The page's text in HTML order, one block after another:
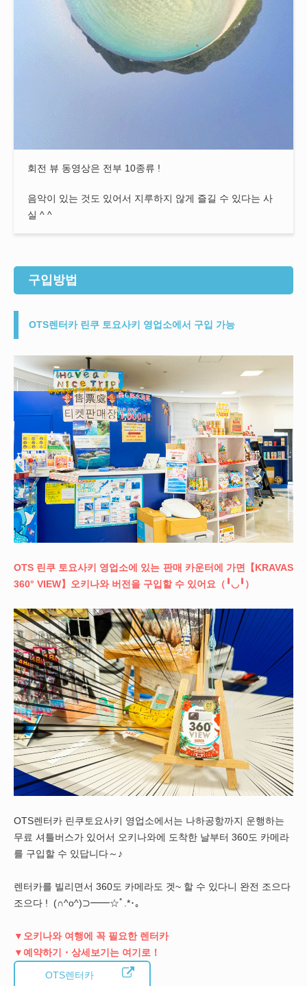
회전 뷰 동영상은 전부 10종류 !
음악이 있는 것도 있어서 지루하지 않게 즐길 수 있다는 사
실 ^ ^
구입방법
OTS렌터카 린쿠 토요사키 영업소에서 구입 가능
OTS 린쿠 토요사키 영업소에 있는 판매 카운터에 가면【KRAVAS
360° VIEW】오키나와 버전을 구입할 수 있어요（╹◡╹）
OTS렌터카 린쿠토요사키 영업소에서는 나하공항까지 운행하는
무료 셔틀버스가 있어서 오키나와에 도착한 날부터 360도 카메라
를 구입할 수 있답니다～♪
렌터카를 빌리면서 360도 카메라도 겟~ 할 수 있다니 완전 조으다
조으다 ! (∩^o^)⊃━━☆ﾟ.*･｡
▼오키나와 여행에 꼭 필요한 렌터카
▼예약하기・상세보기는 여기로！
OTS렌터카